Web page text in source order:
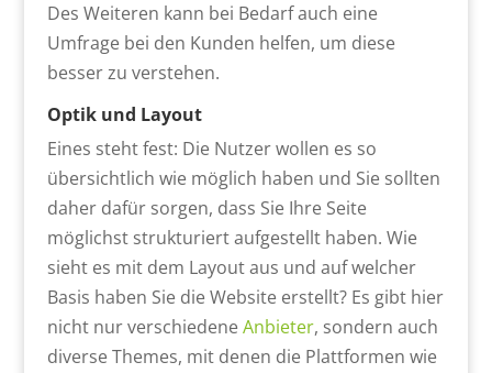
Des Weiteren kann bei Bedarf auch eine
Umfrage bei den Kunden helfen, um diese
besser zu verstehen.
Optik und Layout
Eines steht fest: Die Nutzer wollen es so
übersichtlich wie möglich haben und Sie sollten
daher dafür sorgen, dass Sie Ihre Seite
möglichst strukturiert aufgestellt haben. Wie
sieht es mit dem Layout aus und auf welcher
Basis haben Sie die Website erstellt? Es gibt hier
nicht nur verschiedeneAnbieter, sondern auch
diverse Themes, mit denen die Plattformen wie